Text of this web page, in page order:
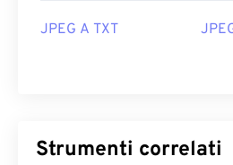
JPEG A TXT
Strumenti correlati